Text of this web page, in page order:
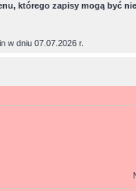
którego zapisy mogą być
w dniu 07.07.2026 r.